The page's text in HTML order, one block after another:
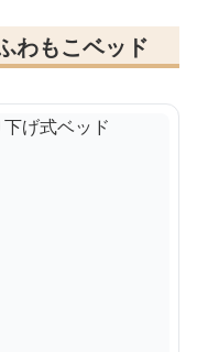
わもこベッド